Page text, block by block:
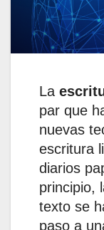
La
par que
nuevas
escritura
diarios
principio,
texto se
paso a